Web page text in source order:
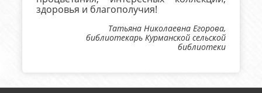
здоровья и благополучия!
Татьяна Николаевна Егорова,
библиотекарь Курманской сельской
библиотеки